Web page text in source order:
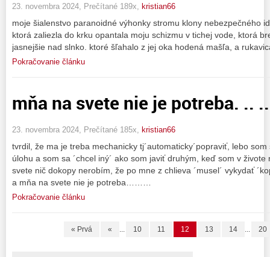
23. novembra 2024, Prečítané 189x, kristian66
moje šialenstvo paranoidné výhonky stromu klony nebezpečného
ktorá zaliezla do krku opantala moju schizmu v tichej vode, ktorá
jasnejšie nad slnko. ktoré šľahalo z jej oka hodená mašľa, a
Pokračovanie článku
mňa na svete nie je potreba. ..
23. novembra 2024, Prečítané 185x, kristian66
tvrdil, že ma je treba mechanicky tj´automaticky´popraviť, lebo
úlohu a som sa ´chcel iný´ ako som javiť druhým, keď som v
svete nič dokopy nerobím, že po mne z chlieva ´musel´ vykydať
a mňa na svete nie je potreba………
Pokračovanie článku
« Prvá « ... 10 11 12 13 14 ... 20